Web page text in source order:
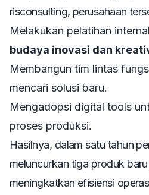
risconsulting, perusahaan
Melakukan pelatihan
budaya inovasi dan
Membangun tim lintas
mencari solusi baru.
Mengadopsi digital tools
proses produksi.
Hasilnya, dalam satu tahun
meluncurkan tiga produk
meningkatkan efisiensi